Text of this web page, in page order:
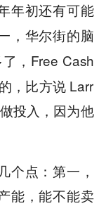
年初还有可能
，华尔街的脑
，Free Cash
，比方说 Larr
投入，因为他
个点：第一，
能，能不能卖